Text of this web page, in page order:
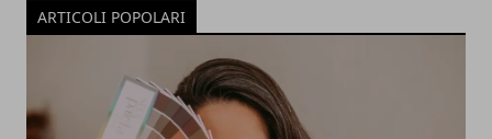
ARTICOLI POPOLARI